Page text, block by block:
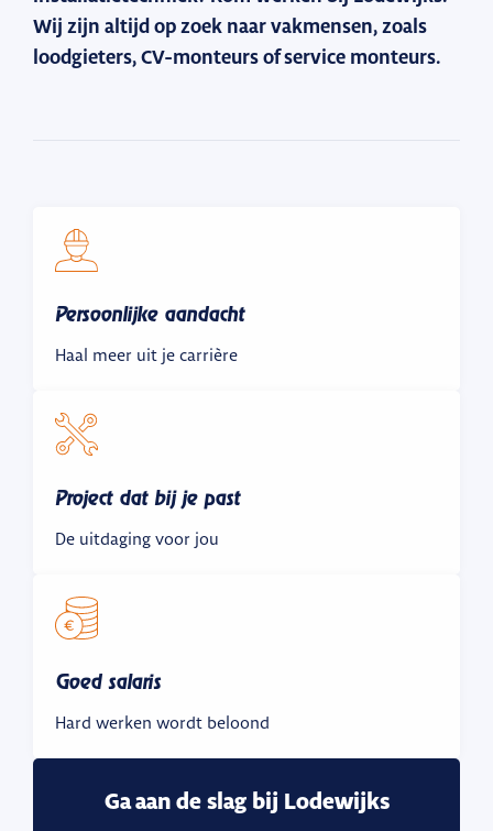
Wij zijn altijd op zoek naar vakmensen, zoals
loodgieters, CV-monteurs of service monteurs.
Persoonlijke aandacht
Haal meer uit je carrière
Project dat bij je past
De uitdaging voor jou
Goed salaris
Hard werken wordt beloond
Ga aan de slag bij Lodewijks